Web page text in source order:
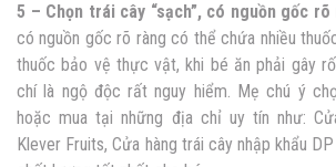
5 – Chọn trái cây “sạch”, có nguồn gốc rõ
có nguồn gốc rõ ràng có thể chứa nhiều
thuốc bảo vệ thực vật, khi bé ăn phải gây
chí là ngộ độc rất nguy hiểm. Mẹ chú ý
hoặc mua tại những địa chỉ uy tín như:
Klever Fruits, Cửa hàng trái cây nhập khẩu